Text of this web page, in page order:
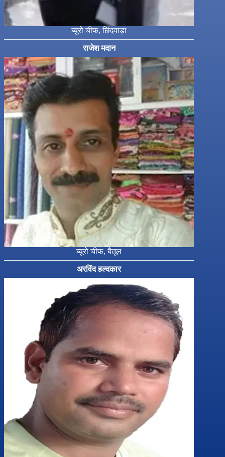
ब्यूरो चीफ, छिंदवाड़ा
राजेश मदान
ब्यूरो चीफ, बैतूल
अरविंद हल्दकार